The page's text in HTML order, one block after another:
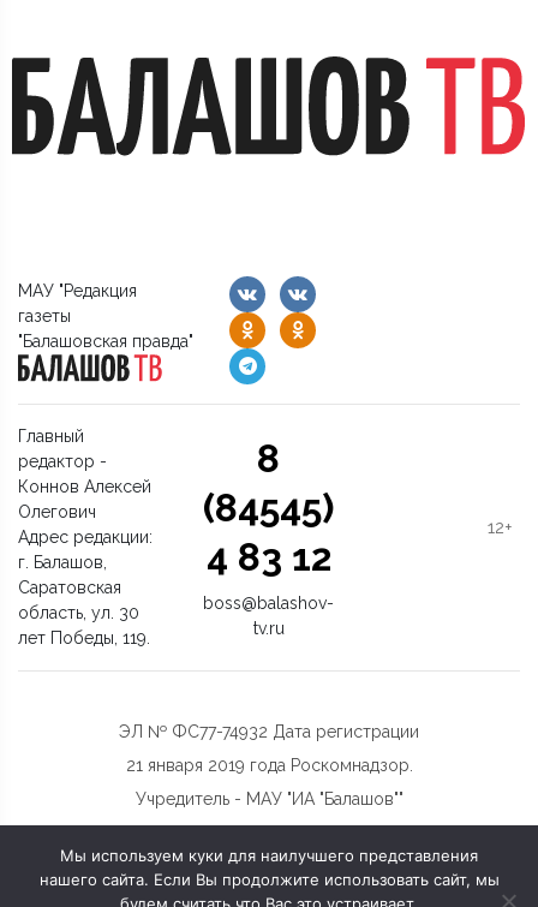
МАУ "Редакция
газеты
"Балашовская правда"
Главный
редактор -
Коннов Алексей
Олегович
Адрес редакции:
г. Балашов,
Саратовская
область, ул. 30
лет Победы, 119.
8
(84545)
4 83 12
boss@balashov-
tv.ru
12+
ЭЛ № ФС77-74932 Дата регистрации
21 января 2019 года Роскомнадзор.
Учредитель - МАУ "ИА "Балашов""
Мы используем куки для наилучшего представления
нашего сайта. Если Вы продолжите использовать сайт, мы